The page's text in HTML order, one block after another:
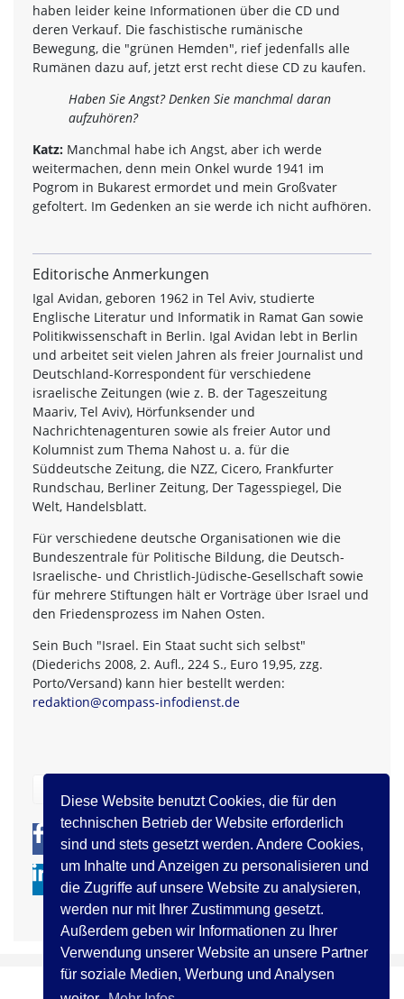
Diese Website benutzt Cookies, die für den
technischen Betrieb der Website erforderlich
sind und stets gesetzt werden. Andere Cookies,
um Inhalte und Anzeigen zu personalisieren und
die Zugriffe auf unsere Website zu analysieren,
werden nur mit Ihrer Zustimmung gesetzt.
Außerdem geben wir Informationen zu Ihrer
Verwendung unserer Website an unsere Partner
für soziale Medien, Werbung und Analysen
haben leider keine Informationen über die CD und
deren Verkauf. Die faschistische rumänische
Bewegung, die "grünen Hemden", rief jedenfalls alle
Rumänen dazu auf, jetzt erst recht diese CD zu kaufen.
Haben Sie Angst? Denken Sie manchmal daran
aufzuhören?
Katz: Manchmal habe ich Angst, aber ich werde
weitermachen, denn mein Onkel wurde 1941 im
Pogrom in Bukarest ermordet und mein Großvater
gefoltert. Im Gedenken an sie werde ich nicht aufhören.
Editorische Anmerkungen
Igal Avidan, geboren 1962 in Tel Aviv, studierte
Englische Literatur und Informatik in Ramat Gan sowie
Politikwissenschaft in Berlin. Igal Avidan lebt in Berlin
und arbeitet seit vielen Jahren als freier Journalist und
Deutschland-Korrespondent für verschiedene
israelische Zeitungen (wie z. B. der Tageszeitung
Maariv, Tel Aviv), Hörfunksender und
Nachrichtenagenturen sowie als freier Autor und
Kolumnist zum Thema Nahost u. a. für die
Süddeutsche Zeitung, die NZZ, Cicero, Frankfurter
Rundschau, Berliner Zeitung, Der Tagesspiegel, Die
Welt, Handelsblatt.
Für verschiedene deutsche Organisationen wie die
Bundeszentrale für Politische Bildung, die Deutsch-
Israelische- und Christlich-Jüdische-Gesellschaft sowie
für mehrere Stiftungen hält er Vorträge über Israel und
den Friedensprozess im Nahen Osten.
Sein Buch "Israel. Ein Staat sucht sich selbst"
(Diederichs 2008, 2. Aufl., 224 S., Euro 19,95, zzg.
Porto/Versand) kann hier bestellt werden:
redaktion@compass-infodienst.de
0 0